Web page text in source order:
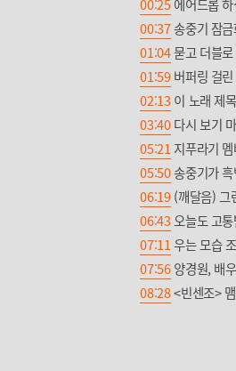
00:25에어드롭
00:37송중기 잠금
01:04묻고 더블로
01:59버퍼링 걸린
02:13이 노래 제
03:40다시 보기
05:21지푸라기 멤
05:50송중기가 흑
06:19(깨달음) 그
06:43오늘도 고
07:11우는 모습
07:56양경원, 배
08:28<빈센조>